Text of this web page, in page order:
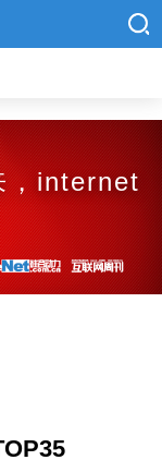
，internet